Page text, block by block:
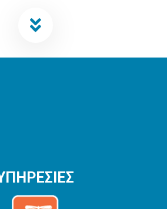
και υδραυλικός
του στην Ευκαρπία της
και συντηρήσεις
επισκευές υδραυλικών
εγκατάσταση φυσικού